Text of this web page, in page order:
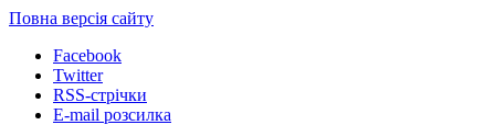
Повна версія сайту
Facebook
Twitter
RSS-стрічки
E-mail розсилка